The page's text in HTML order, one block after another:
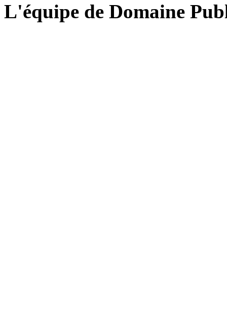
L'équipe de Domaine